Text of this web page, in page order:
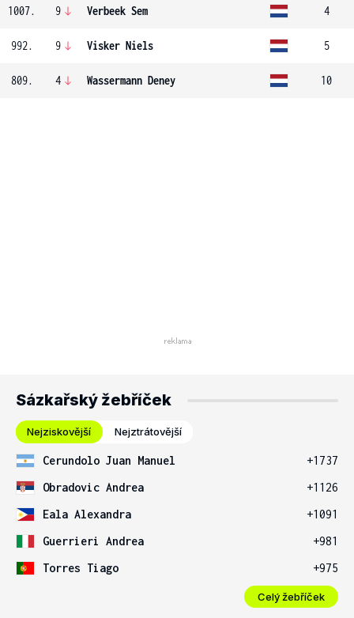
1007. 9 Verbeek Sem 4
992. 9 Visker Niels 5
809. 4 Wassermann Deney 10
Sázkařský žebříček
Nejziskovější Nejztrátovější
Cerundolo Juan Manuel
+1737
Obradovic Andrea
+1126
Eala Alexandra
+1091
Guerrieri Andrea
+981
Torres Tiago
+975
Celý žebříček